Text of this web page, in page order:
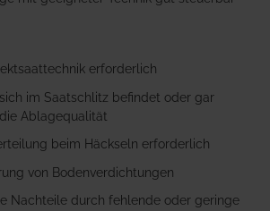
erforderlich
im Saatschlitz befindet oder gar
Ablagequalität
beim Häckseln erforderlich
von Bodenverdichtungen
Nachteile durch fehlende oder geringe